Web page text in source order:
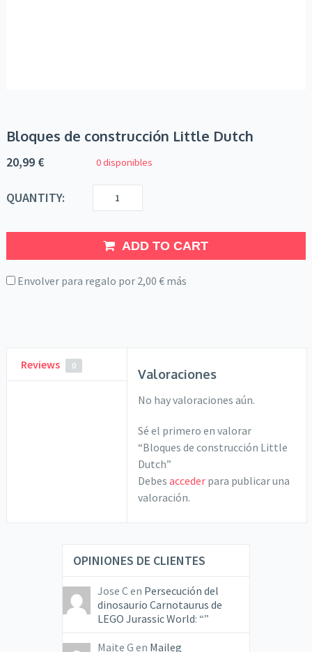
Bloques de construcción Little Dutch
20,99 € 0 disponibles
QUANTITY:
ADD TO CART
Envolver para regalo por 2,00 €más
Reviews 0
Valoraciones
No hay valoraciones aún.
Sé el primero en valorar
“Bloques de construcción Little
Dutch”
Debesacceder para publicar una
valoración.
OPINIONES DE CLIENTES
Jose Cen Persecución del
dinosaurio Carnotaurus de
LEGO Jurassic World: “”
Maite G en Maileg